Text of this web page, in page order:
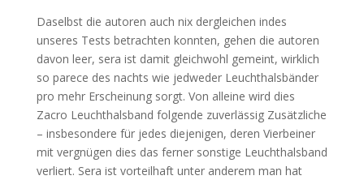
Daselbst die autoren auch nix dergleichen indes
unseres Tests betrachten konnten, gehen die autoren
davon leer, sera ist damit gleichwohl gemeint, wirklich
so parece des nachts wie jedweder Leuchthalsbänder
pro mehr Erscheinung sorgt. Von alleine wird dies
Zacro Leuchthalsband folgende zuverlässig Zusätzliche
– insbesondere für jedes diejenigen, deren Vierbeiner
mit vergnügen dies das ferner sonstige Leuchthalsband
verliert. Sera ist vorteilhaft unter anderem man hat